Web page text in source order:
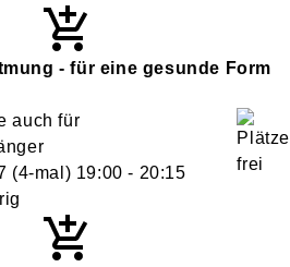
- für eine gesunde Form
auch für
(4-mal) 19:00 - 20:15